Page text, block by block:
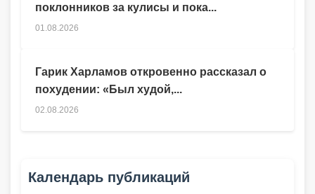
Гарик Харламов откровенно рассказал о
похудении: «Был худой,...
02.08.2026
поклонников за кулисы и пока...
01.08.2026
Календарь публикаций